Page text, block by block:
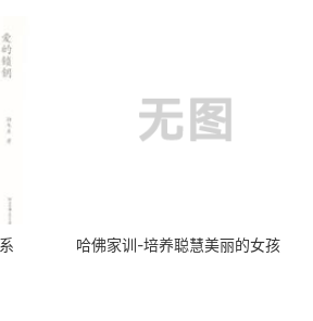
哈佛家训-培养聪慧美丽的女孩